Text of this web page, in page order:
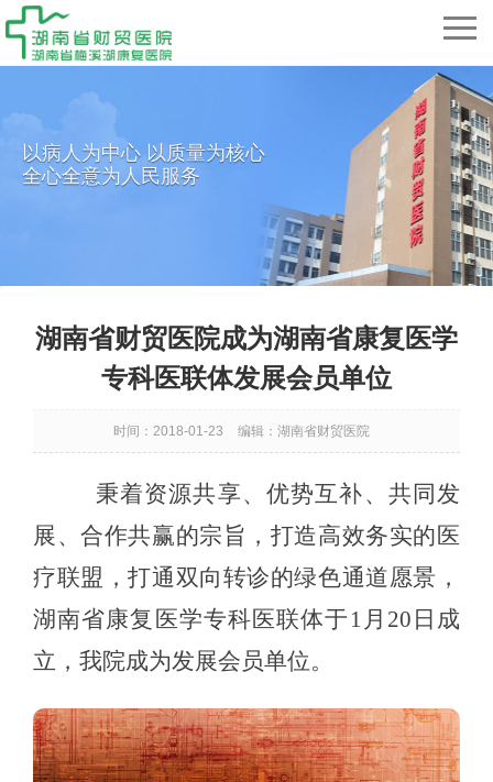
以病人为中心 以质量为核心
全心全意为人民服务
湖南省财贸医院成为湖南省康复医学
专科医联体发展会员单位
时间：2018-01-23 编辑：湖南省财贸医院
秉着资源共享、优势互补、共同发
展、合作共赢的宗旨，打造高效务实的医
疗联盟，打通双向转诊的绿色通道愿景，
湖南省康复医学专科医联体于 1月20日成
立，我院成为发展会员单位。